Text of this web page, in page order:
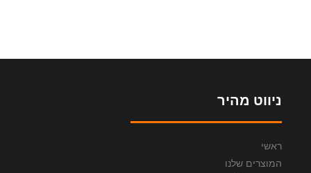
ניווט מהיר
ראשי
המוצרים שלנו